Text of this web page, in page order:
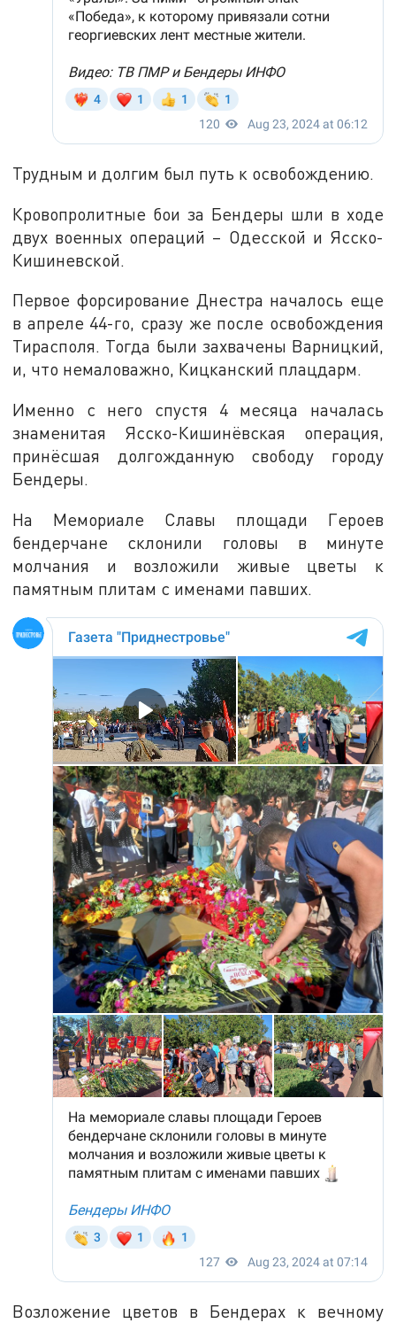
Трудным и долгим был путь к освобождению.
Кровопролитные бои за Бендеры шли в ходе
двух военных операций – Одесской и Ясско-
Кишиневской.
Первое форсирование Днестра началось еще
в апреле 44-го, сразу же после освобождения
Тирасполя. Тогда были захвачены Варницкий,
и, что немаловажно, Кицканский плацдарм.
Именно с него спустя 4 месяца началась
знаменитая Ясско-Кишинёвская операция,
принёсшая долгожданную свободу городу
Бендеры.
На Мемориале Славы площади Героев
бендерчане склонили головы в минуте
молчания и возложили живые цветы к
памятным плитам с именами павших.
Возложение цветов в Бендерах к вечному